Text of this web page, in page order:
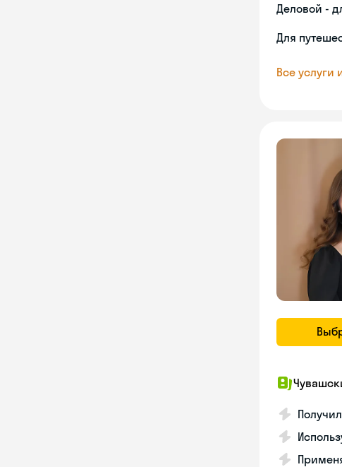
Деловой -
Для
Все услуги